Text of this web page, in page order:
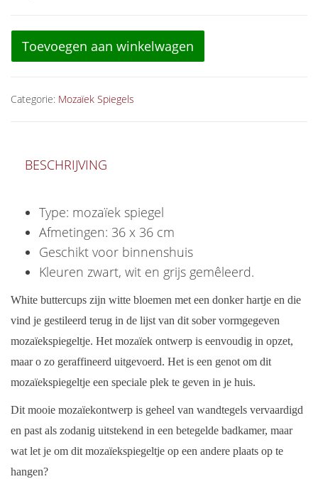
Mozaïekspiegeltje White Buttercup aantal
Toevoegen aan winkelwagen
Categorie: Mozaïek Spiegels
BESCHRIJVING
Type: mozaïek spiegel
Afmetingen: 36 x 36 cm
Geschikt voor binnenshuis
Kleuren zwart, wit en grijs gemêleerd.
White buttercups zijn witte bloemen met een donker hartje en die
vind je gestileerd terug in de lijst van dit sober vormgegeven
mozaïekspiegeltje. Het mozaïek ontwerp is eenvoudig in opzet,
maar o zo geraffineerd uitgevoerd. Het is een genot om dit
mozaïekspiegeltje een speciale plek te geven in je huis.
Dit mooie mozaïekontwerp is geheel van wandtegels vervaardigd
en past als zodanig uitstekend in een betegelde badkamer, maar
wat let je om dit mozaïekspiegeltje op een andere plaats op te
hangen?